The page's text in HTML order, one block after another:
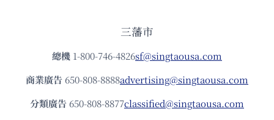
三藩市
總機 1-800-746-4826sf@singtaousa.com
商業廣告 650-808-8888advertising@singtaousa.com
分類廣告 650-808-8877classified@singtaousa.com